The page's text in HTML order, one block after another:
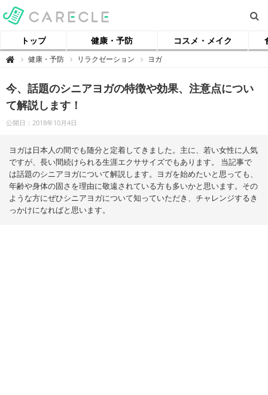
トップ 健康・予防 コスメ・メイク
 【
ル
】
健康・予防 リラクゼーション ヨガ
今、話題のシニアヨガの特徴や効果、注意点につい
て解説します！
公開日：2018年10月4日
ヨガは日本人の間でも随分と定着してきました。主に、若い女性に人気
ですが、長い間続けられる生涯エクササイズでもあります。 当記事で
は話題のシニアヨガについて解説します。ヨガを始めたいと思っても、
年齢や身体の固さを理由に敬遠されている方も多いかと思います。その
ような方にぜひシニアヨガについて知っていただき、チャレンジするき
っかけになればと思います。